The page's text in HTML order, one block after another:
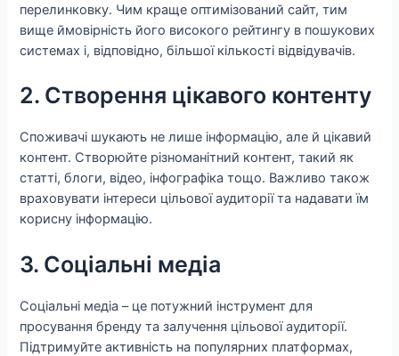
перелинковку. Чим краще оптимізований сайт, тим
вище ймовірність його високого рейтингу в пошукових
системах і, відповідно, більшої кількості відвідувачів.
2. Створення цікавого контенту
Споживачі шукають не лише інформацію, але й цікавий
контент. Створюйте різноманітний контент, такий як
статті, блоги, відео, інфографіка тощо. Важливо також
враховувати інтереси цільової аудиторії та надавати їм
корисну інформацію.
3. Соціальні медіа
Соціальні медіа – це потужний інструмент для
просування бренду та залучення цільової аудиторії.
Підтримуйте активність на популярних платформах,